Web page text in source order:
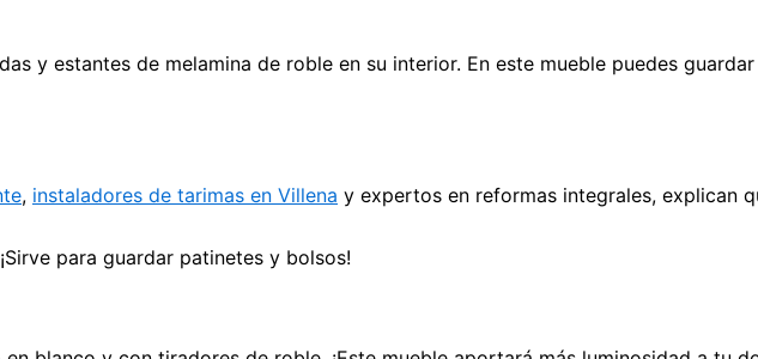
y estantes de melamina de roble en su interior. En este mueble puedes
, instaladores de tarimas en Villena y expertos en reformas integrales, explican
para guardar patinetes y bolsos!